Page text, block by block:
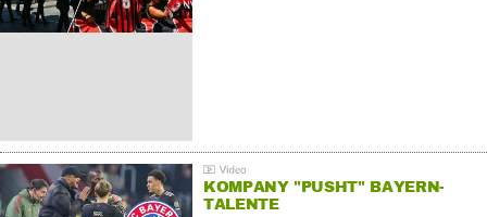
KOMPANY "PUSHT" BAYERN-
TALENTE